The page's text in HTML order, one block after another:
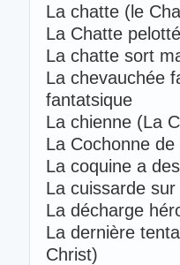
La chatte (le
La Chatte
La chatte sort
La chevauchée
fantatsique
La chienne (La
La Cochonne
La coquine a
La cuissarde
La décharge
La dernière
Christ)